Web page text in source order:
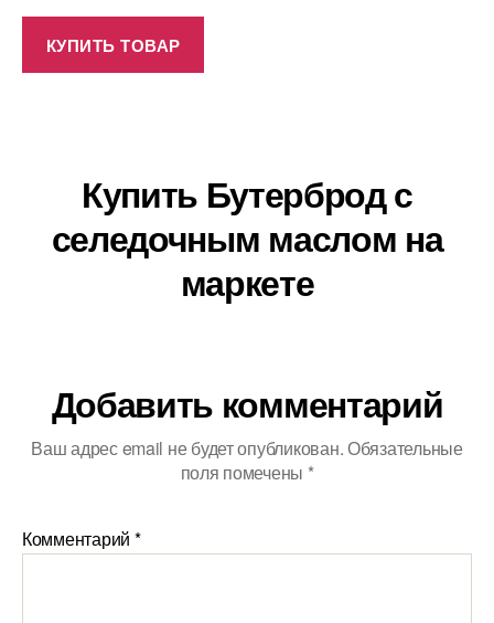
КУПИТЬ ТОВАР
Купить Бутерброд с
селедочным маслом на
маркете
Добавить комментарий
Ваш адрес email не будет опубликован.Обязательные
поля помечены *
Комментарий *